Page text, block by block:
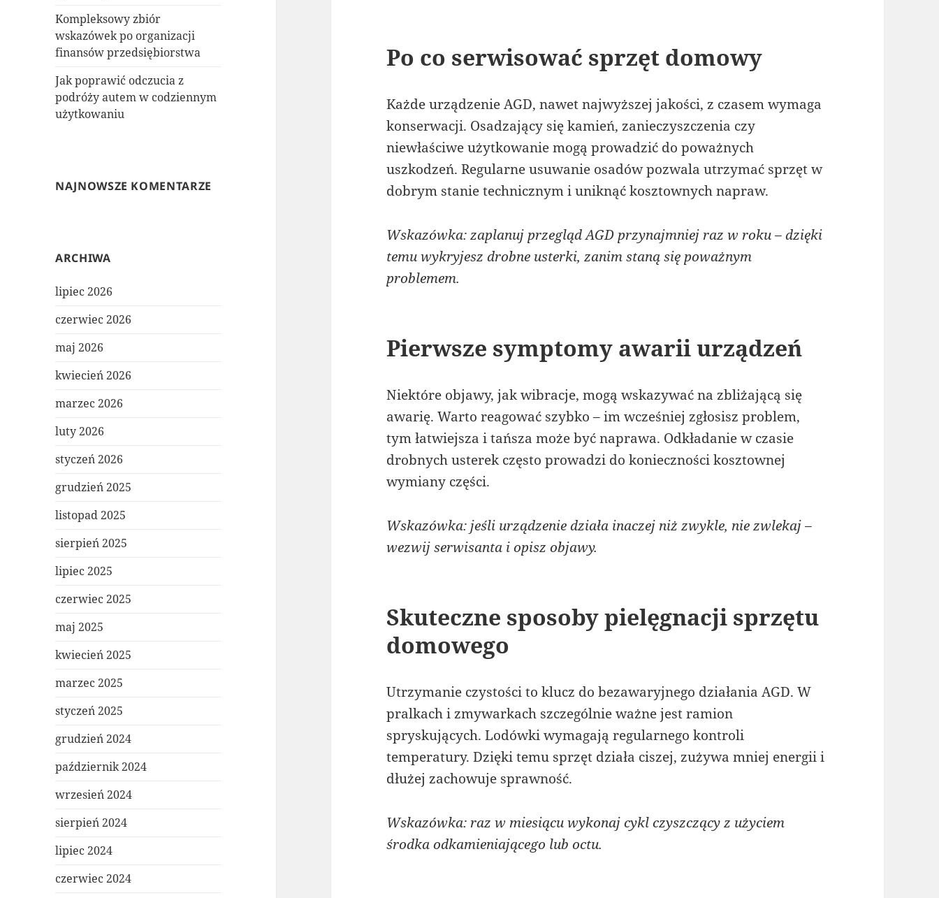
Kompleksowy zbiór
wskazówek po organizacji
finansów przedsiębiorstwa
Jak poprawić odczucia z
podróży autem w codziennym
użytkowaniu
NAJNOWSZE KOMENTARZE
ARCHIWA
lipiec 2026
czerwiec 2026
maj 2026
kwiecień 2026
marzec 2026
luty 2026
styczeń 2026
grudzień 2025
listopad 2025
sierpień 2025
lipiec 2025
czerwiec 2025
maj 2025
kwiecień 2025
marzec 2025
styczeń 2025
grudzień 2024
październik 2024
wrzesień 2024
sierpień 2024
lipiec 2024
czerwiec 2024
Po co serwisować sprzęt domowy
Każde urządzenie AGD, nawet najwyższej jakości, z czasem wymaga
konserwacji. Osadzający się kamień, zanieczyszczenia czy
niewłaściwe użytkowanie mogą prowadzić do poważnych
uszkodzeń. Regularne usuwanie osadów pozwala utrzymać sprzęt w
dobrym stanie technicznym i uniknąć kosztownych napraw.
Wskazówka: zaplanuj przegląd AGD przynajmniej raz w roku – dzięki
temu wykryjesz drobne usterki, zanim staną się poważnym
problemem.
Pierwsze symptomy awarii urządzeń
Niektóre objawy, jak wibracje, mogą wskazywać na zbliżającą się
awarię. Warto reagować szybko – im wcześniej zgłosisz problem,
tym łatwiejsza i tańsza może być naprawa. Odkładanie w czasie
drobnych usterek często prowadzi do konieczności kosztownej
wymiany części.
Wskazówka: jeśli urządzenie działa inaczej niż zwykle, nie zwlekaj –
wezwij serwisanta i opisz objawy.
Skuteczne sposoby pielęgnacji sprzętu
domowego
Utrzymanie czystości to klucz do bezawaryjnego działania AGD. W
pralkach i zmywarkach szczególnie ważne jest ramion
spryskujących. Lodówki wymagają regularnego kontroli
temperatury. Dzięki temu sprzęt działa ciszej, zużywa mniej energii i
dłużej zachowuje sprawność.
Wskazówka: raz w miesiącu wykonaj cykl czyszczący z użyciem
środka odkamieniającego lub octu.